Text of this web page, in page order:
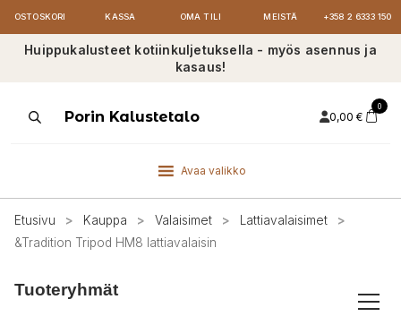
OSTOSKORI KASSA OMA TILI MEISTÄ +358 2 6333 150
Huippukalusteet kotiinkuljetuksella - myös asennus ja
kasaus!
ProductsPorin Kalustetalo 0,00 €
0
Avaa valikko
Etusivu > Kauppa > Valaisimet > Lattiavalaisimet
>
&Tradition Tripod HM8 lattiavalaisin
Tuoteryhmät